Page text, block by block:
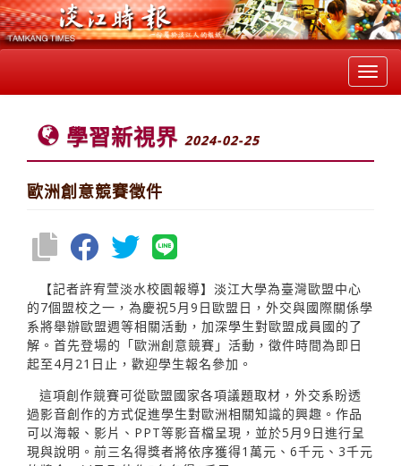
學習新視界 2024-02-25
歐洲創意競賽徵件
【記者許宥萱淡水校園報導】淡江大學為臺灣歐盟中心
的7個盟校之一，為慶祝5月9日歐盟日，外交與國際關係學
系將舉辦歐盟週等相關活動，加深學生對歐盟成員國的了
解。首先登場的「歐洲創意競賽」活動，徵件時間為即日
起至4月21日止，歡迎學生報名參加。
這項創作競賽可從歐盟國家各項議題取材，外交系盼透
過影音創作的方式促進學生對歐洲相關知識的興趣。作品
可以海報、影片、PPT等影音檔呈現，並於5月9日進行呈
現與說明。前三名得獎者將依序獲得1萬元、6千元、3千元